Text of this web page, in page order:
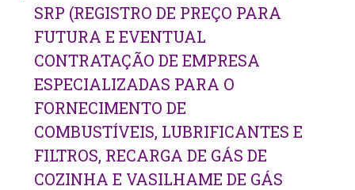
SRP (REGISTRO DE PREÇO PARA
FUTURA E EVENTUAL
CONTRATAÇÃO DE EMPRESA
ESPECIALIZADAS PARA O
FORNECIMENTO DE
COMBUSTÍVEIS, LUBRIFICANTES E
FILTROS, RECARGA DE GÁS DE
COZINHA E VASILHAME DE GÁS